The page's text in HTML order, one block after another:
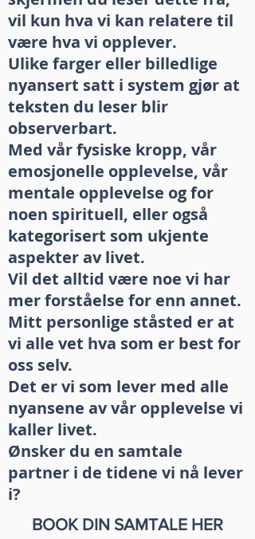
vil kun hva vi kan relatere til
være hva vi opplever.
Ulike farger eller billedlige
nyansert satt i system gjør at
teksten du leser blir
observerbart.
Med vår fysiske kropp, vår
emosjonelle opplevelse, vår
mentale opplevelse og for
noen spirituell, eller også
kategorisert som ukjente
aspekter av livet.
Vil det alltid være noe vi har
mer forståelse for enn annet.
Mitt personlige ståsted er at
vi alle vet hva som er best for
oss selv.
Det er vi som lever med alle
nyansene av vår opplevelse vi
kaller livet.
Ønsker du en samtale
partner i de tidene vi nå lever
i?
BOOK DIN SAMTALE HER